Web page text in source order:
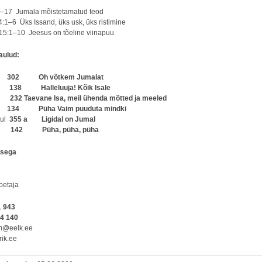
Jumala mõistetamatud teod
Üks Issand, üks usk, üks ristimine
Jeesus on tõeline viinapuu
302 Oh võtkem Jumalat
138 Halleluuja! Kõik Isale
232 Taevane Isa, meil ühenda mõtted ja meeled
Püha Vaim puuduta mindki
355 a Ligidal on Jumal
142 Püha, püha, püha
943
140